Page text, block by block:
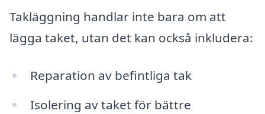
Takläggning handlar inte bara om att
lägga taket, utan det kan också inkludera:
Reparation av befintliga tak
Isolering av taket för bättre